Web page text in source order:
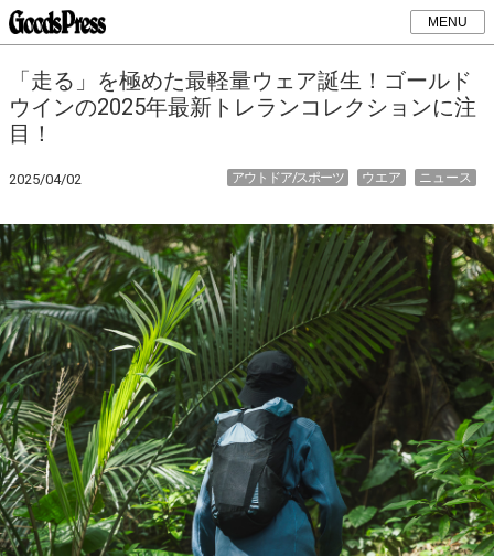
MENU
「走る」を極めた最軽量ウェア誕生！ゴールド
ウインの2025年最新トレランコレクションに注
目！
2025/04/02 ニュース
ウエア
アウトドア/スポーツ